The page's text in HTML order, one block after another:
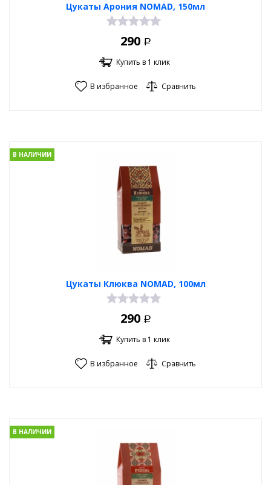
Цукаты Арония NOMAD, 150мл
290 Р
Купить в 1 клик
В избранное Сравнить
Цукаты Клюква NOMAD, 100мл
В НАЛИЧИИ
290 Р
Купить в 1 клик
В избранное Сравнить
В НАЛИЧИИ